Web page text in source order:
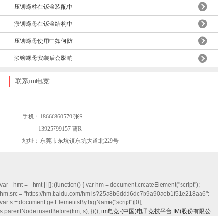
压铆螺柱在钣金装配中
涨铆螺母在钣金结构中
压铆螺母使用中如何防
涨铆螺母安装后会影响
联系im电竞
手机：18666860579 张S
13925799157 曹R
地址：东莞市东坑镇东坑大道北229号
var _hmt = _hmt || []; (function() { var hm = document.createElement("script");
hm.src = "https://hm.baidu.com/hm.js?25a8b6ddd6dc7b9a90aeb1f51e218aa6";
var s = document.getElementsByTagName("script")[0];
s.parentNode.insertBefore(hm, s); })(); im电竞·(中国)电子竞技平台 IM(股份有限公